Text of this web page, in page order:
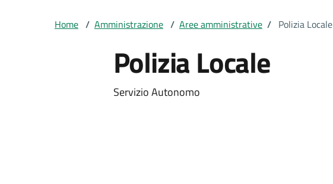
Home / Amministrazione / Aree amministrative / Polizia Locale
Polizia Locale
Servizio Autonomo